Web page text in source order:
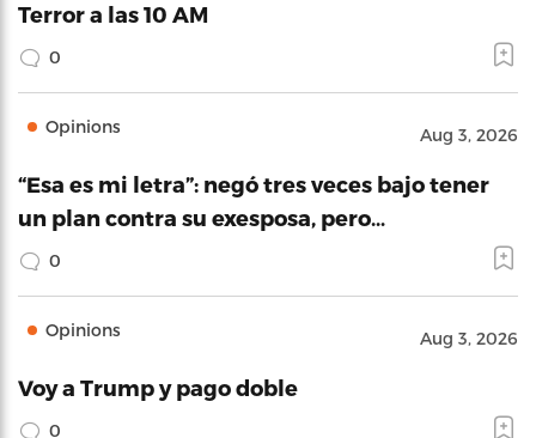
Terror a las 10 AM
0
Opinions Aug 3, 2026
“Esa es mi letra”: negó tres veces bajo tener
un plan contra su exesposa, pero…
0
Opinions Aug 3, 2026
Voy a Trump y pago doble
0